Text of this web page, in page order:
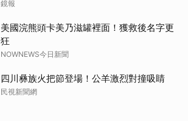
鏡報
美國浣熊頭卡美乃滋罐裡面！獲救後名字更
狂
NOWNEWS今日新聞
四川彝族火把節登場！公羊激烈對撞吸睛
民視新聞網